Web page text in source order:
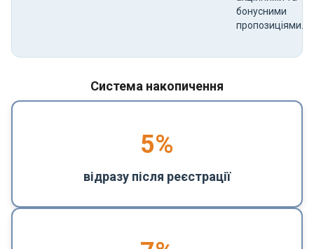
бонусними
пропозиціями.
Система накопичення
5%
відразу після реєстрації